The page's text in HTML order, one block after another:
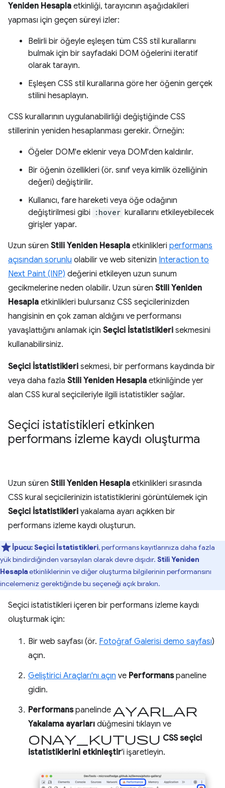
Yeniden Hesapla etkinliği, tarayıcının aşağıdakileri
yapması için geçen süreyi izler:
Belirli bir öğeyle eşleşen tüm CSS stil kurallarını
bulmak için bir sayfadaki DOM öğelerini iteratif
olarak tarayın.
Eşleşen CSS stil kurallarına göre her öğenin gerçek
stilini hesaplayın.
CSS kurallarının uygulanabilirliği değiştiğinde CSS
stillerinin yeniden hesaplanması gerekir. Örneğin:
Öğeler DOM'e eklenir veya DOM'den kaldırılır.
Bir öğenin özellikleri (ör. sınıf veya kimlik özelliğinin
değeri) değiştirilir.
Kullanıcı, fare hareketi veya öğe odağının
değiştirilmesi gibi
:hover kurallarını etkileyebilecek
girişler yapar.
Uzun süren Stili Yeniden Hesapla etkinlikleri performans
açısından sorunlu olabilir ve web sitenizin Interaction to
Next Paint (INP) değerini etkileyen uzun sunum
gecikmelerine neden olabilir. Uzun süren Stili Yeniden
Hesapla etkinlikleri bulursanız CSS seçicilerinizden
hangisinin en çok zaman aldığını ve performansı
yavaşlattığını anlamak için Seçici İstatistikleri sekmesini
kullanabilirsiniz.
Seçici İstatistikleri sekmesi, bir performans kaydında bir
veya daha fazla Stili Yeniden Hesapla etkinliğinde yer
alan CSS kural seçicileriyle ilgili istatistikler sağlar.
Seçici istatistikleri etkinken
performans izleme kaydı oluşturma
Uzun süren Stili Yeniden Hesapla etkinlikleri sırasında
CSS kural seçicilerinizin istatistiklerini görüntülemek için
Seçici İstatistikleri yakalama ayarı açıkken bir
performans izleme kaydı oluşturun.
İpucu:Seçici İstatistikleri, performans kayıtlarınıza daha fazla
yük bindirdiğinden varsayılan olarak devre dışıdır. Stili Yeniden
Hesaplaetkinliklerinin ve diğer oluşturma bilgilerinin performansını
incelemeniz gerektiğinde bu seçeneği açık bırakın.
Seçici istatistikleri içeren bir performans izleme kaydı
oluşturmak için:
Bir web sayfası (ör. Fotoğraf Galerisi demo sayfası)
açın.
Geliştirici Araçları'nı açın ve Performanspaneline
gidin.
Performanspanelinde ayarlar
Yakalama ayarları düğmesini tıklayın ve
onay_kutusu CSS seçici
istatistiklerini etkinleştir'i işaretleyin.